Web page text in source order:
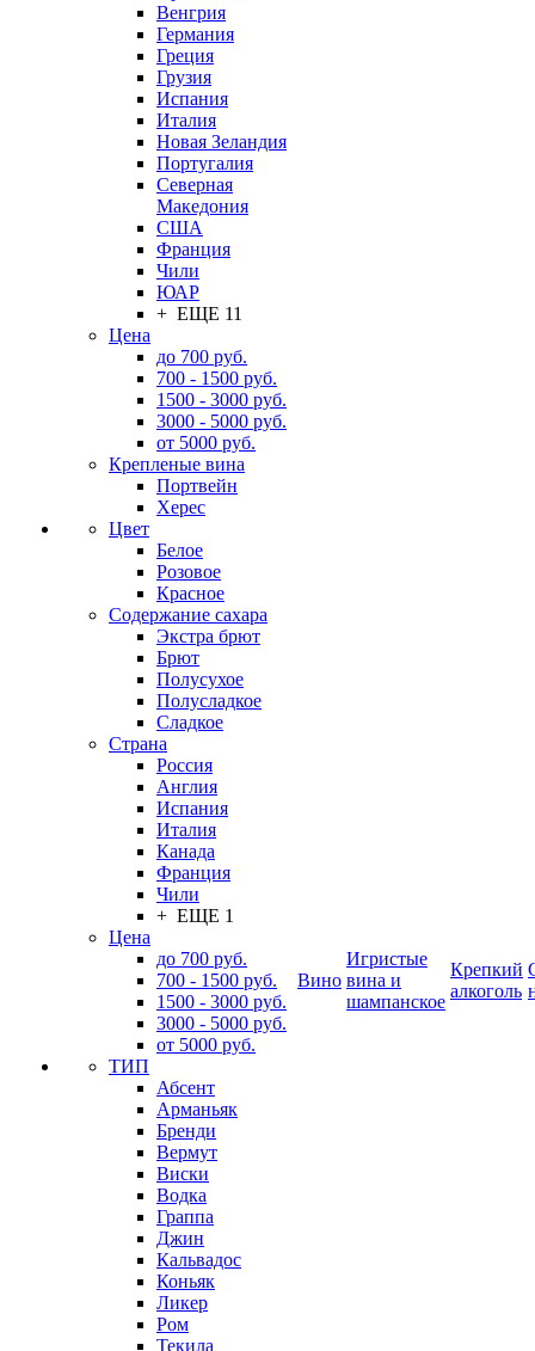
Венгрия
Германия
Греция
Грузия
Испания
Италия
Новая Зеландия
Португалия
Северная
Македония
США
Франция
Чили
ЮАР
+ ЕЩЕ 11
Цена
до 700 руб.
700 - 1500 руб.
1500 - 3000 руб.
3000 - 5000 руб.
от 5000 руб.
Крепленые вина
Портвейн
Херес
Цвет
Белое
Розовое
Красное
Содержание сахара
Экстра брют
Брют
Полусухое
Полусладкое
Сладкое
Страна
Россия
Англия
Испания
Италия
Канада
Франция
Чили
+ ЕЩЕ 1
Цена
до 700 руб.
700 - 1500 руб.
1500 - 3000 руб.
3000 - 5000 руб.
от 5000 руб.
ТИП
Абсент
Арманьяк
Бренди
Вермут
Виски
Водка
Граппа
Джин
Кальвадос
Коньяк
Ликер
Ром
Текила
Вино
Игристые
вина и
шампанское
Крепкий
алкоголь